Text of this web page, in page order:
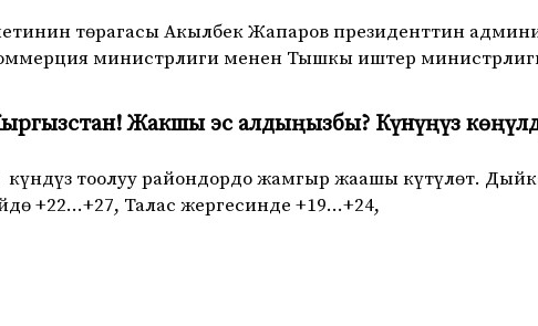
төрагасы Акылбек Жапаров президенттин
министрлиги менен Тышкы иштер
Жакшы эс алдыңызбы? Күнүңүз
күндүз тоолуу райондордо жамгыр жаашы күтүлөт.
+22…+27, Талас жергесинде +19…+24,